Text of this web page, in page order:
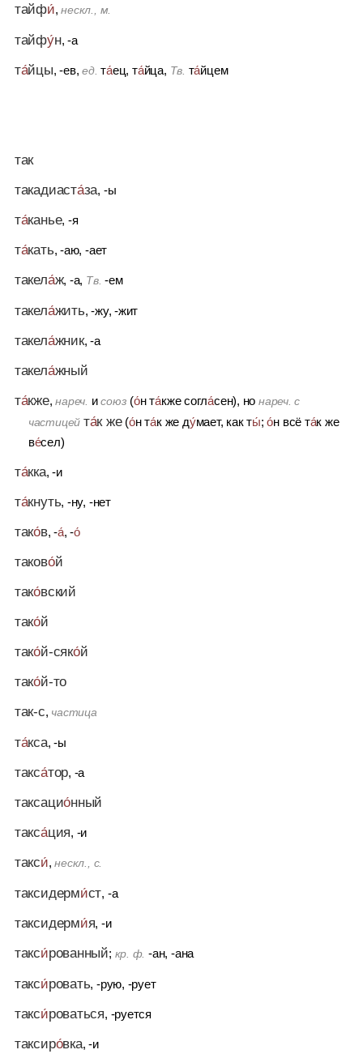
тайфи́,нескл., м.
тайфу́н, -а
та́йцы, -ев,ед. та́ец, та́йца, Тв. та́йцем
так
такадиаста́за, -ы
та́канье, -я
та́кать, -аю, -ает
такела́ж, -а, Тв. -ем
такела́жить, -жу, -жит
такела́жник, -а
такела́жный
та́кже,нареч. и союз (о́н та́кже согла́сен), нонареч. с
частицей та́к же(о́н та́к же ду́мает, как ты́;о́н всё та́к же
ве́сел)
та́кка, -и
та́кнуть, -ну, -нет
тако́в, -а́, -о́
таково́й
тако́вский
тако́й
тако́й-сяко́й
тако́й-то
так-с, частица
та́кса, -ы
такса́тор, -а
таксацио́нный
такса́ция, -и
такси́,нескл., с.
таксидерми́ст, -а
таксидерми́я, -и
такси́рованный; кр. ф. -ан, -ана
такси́ровать, -рую, -рует
такси́роваться, -руется
таксиро́вка, -и